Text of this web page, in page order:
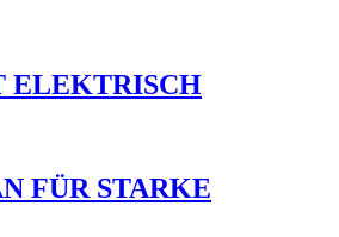
ELEKTRISCH
FÜR STARKE